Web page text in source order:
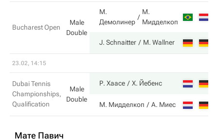
Bucharest Open
Male
Double
М.
Демолинер
М.
Мидделкоп
J. Schnaitter M. Wallner
23.02, 14:15
Dubai Tennis
Championships,
Qualification
Male
Double
Р. Хаасе Х. Йебенс
М. Мидделкоп А. Миес
Мате Павич